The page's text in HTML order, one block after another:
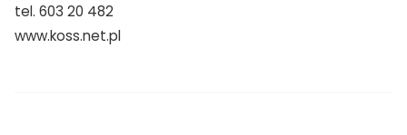
tel. 603 20 482
www.koss.net.pl